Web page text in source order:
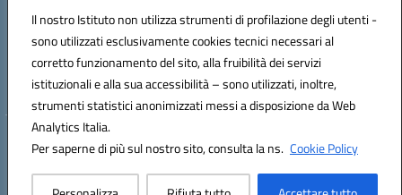
Il nostro Istituto non utilizza strumenti di profilazione degli utenti -
sono utilizzati esclusivamente cookies tecnici necessari al
corretto funzionamento del sito, alla fruibilità dei servizi
istituzionali e alla sua accessibilità – sono utilizzati, inoltre,
strumenti statistici anonimizzati messi a disposizione da Web
Analytics Italia.
Per saperne di più sul nostro sito, consulta la ns. Cookie Policy
Codice fiscale: 80103200616
Codice meccanografico:CEIC83000V
Codice Indice delle Pubbliche Amministrazioni (IPA): istsc_ceic83000v
Codice unico di fatturazione (CUF): UFO76N
Hosting & Powered by 3D Solution S.r.l.
Concept & Design by Designers Italia